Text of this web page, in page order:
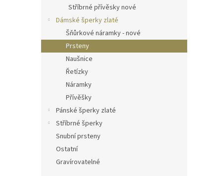
Stříbrné přívěsky nové
Dámské šperky zlaté
Šňůrkové náramky - nové
Prsteny
Naušnice
Řetízky
Náramky
Přívěšky
Pánské šperky zlaté
Stříbrné šperky
Snubní prsteny
Ostatní
Gravírovatelné